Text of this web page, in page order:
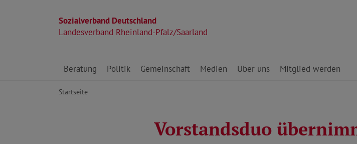
Sozialverband Deutschland
Landesverband Rheinland-Pfalz/Saarland
Direkt zu den Inhalten springen
Beratung Politik Gemeinschaft Medien Über uns Mitglied werden
Startseite
Vorstandsduo